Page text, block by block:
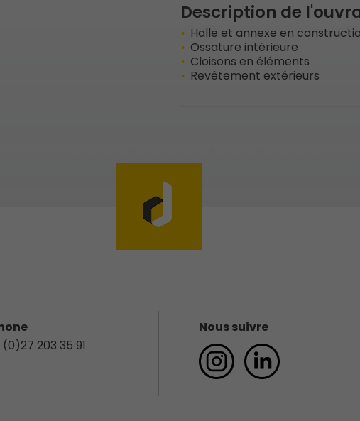
Description de
Halle et annexe en
Ossature intérieure
Cloisons en éléments
Revêtement extérieurs
(0)27 203 35 91
Nous suivre